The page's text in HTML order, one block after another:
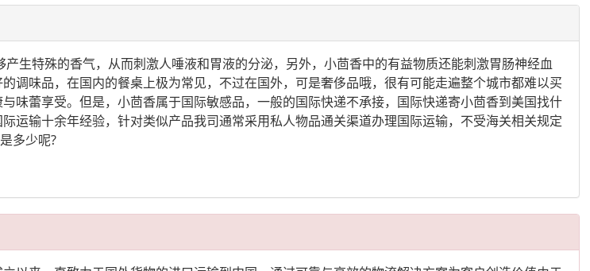
生特殊的香气，从而刺激人唾液和胃液的分泌，另外，小茴香中的有益物质还能刺激胃肠神经血
调味品，在国内的餐桌上极为常见，不过在国外，可是奢侈品哦，很有可能走遍整个城市都难以买
味蕾享受。但是，小茴香属于国际敏感品，一般的国际快递不承接，国际快递寄小茴香到美国找什
运输十余年经验，针对类似产品我司通常采用私人物品通关渠道办理国际运输，不受海关相关规定
多少呢?